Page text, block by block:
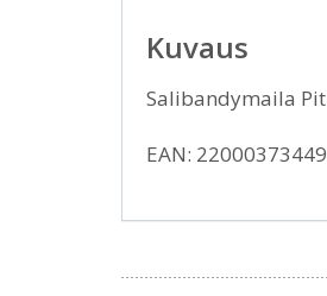
Kuvaus
Salibandymaila
EAN: